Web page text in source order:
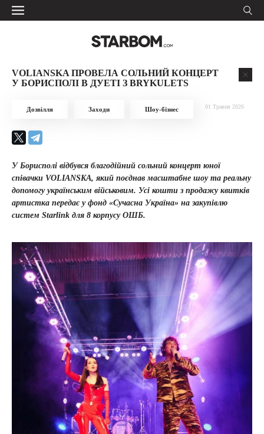
VOLIANSKA ПРОВЕЛА СОЛЬНИЙ КОНЦЕРТ
У БОРИСПОЛІ В ДУЕТІ З BRYKULETS
Дозвілля Заходи Шоу-бізнес 01 Травня 2026
У Борисполі відбувся благодійний сольний концерт юної
співачки VOLIANSKA, який поєднав масштабне шоу та реальну
допомогу українським військовим. Усі кошти з продажу квитків
артистка передає у фонд «Сучасна Україна» на закупівлю
систем Starlink для 8 корпусу ОШБ.